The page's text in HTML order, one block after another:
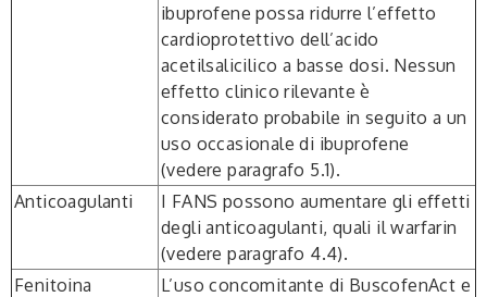
ibuprofene possa ridurre l’effetto
cardioprotettivo dell’acido
acetilsalicilico a basse dosi. Nessun
effetto clinico rilevante è
considerato probabile in seguito a un
uso occasionale di ibuprofene
(vedere paragrafo 5.1).
Anticoagulanti
I FANS possono aumentare gli effetti
degli anticoagulanti, quali il warfarin
(vedere paragrafo 4.4).
Fenitoina
L’uso concomitante di BuscofenAct e